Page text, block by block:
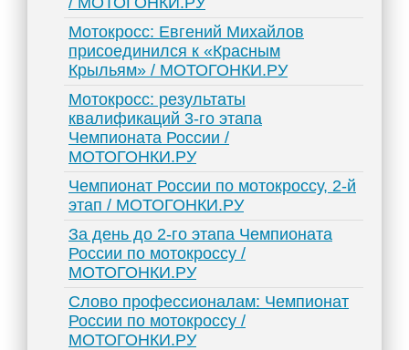
Мотокросс: Евгений Михайлов
присоединился к «Красным
Крыльям» / МОТОГОНКИ.РУ
Мотокросс: результаты
квалификаций 3-го этапа
Чемпионата России /
МОТОГОНКИ.РУ
Чемпионат России по мотокроссу, 2-й
этап / МОТОГОНКИ.РУ
За день до 2-го этапа Чемпионата
России по мотокроссу /
МОТОГОНКИ.РУ
Слово профессионалам: Чемпионат
России по мотокроссу /
МОТОГОНКИ.РУ